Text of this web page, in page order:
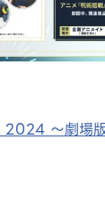
2024 ～劇場